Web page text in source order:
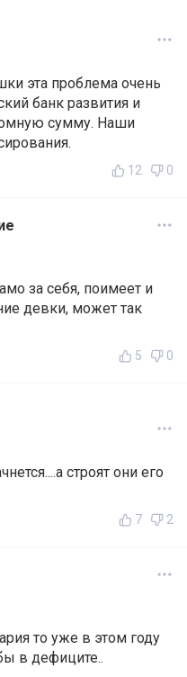
эта проблема очень
банк развития и
сумму. Наши
12 0
за себя, поимеет и
девки, может так
5 0
строят они его
7 2
то уже в этом году
в дефиците..